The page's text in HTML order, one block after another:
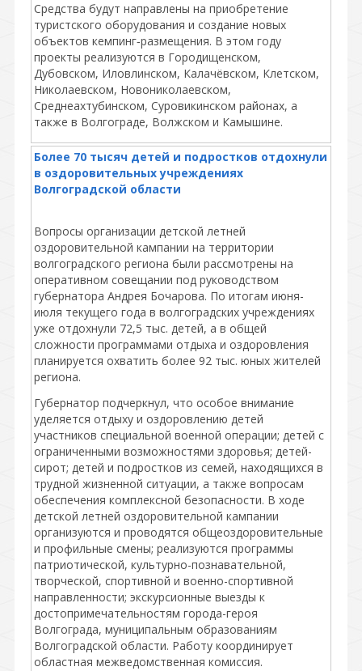
Средства будут направлены на приобретение
туристского оборудования и создание новых
объектов кемпинг‑размещения. В этом году
проекты реализуются в Городищенском,
Дубовском, Иловлинском, Калачёвском, Клетском,
Николаевском, Новониколаевском,
Среднеахтубинском, Суровикинском районах, а
также в Волгограде, Волжском и Камышине.
Более 70 тысяч детей и подростков отдохнули
в оздоровительных учреждениях
Волгоградской области
Вопросы организации детской летней
оздоровительной кампании на территории
волгоградского региона были рассмотрены на
оперативном совещании под руководством
губернатора Андрея Бочарова. По итогам июня-
июля текущего года в волгоградских учреждениях
уже отдохнули 72,5 тыс. детей, а в общей
сложности программами отдыха и оздоровления
планируется охватить более 92 тыс. юных жителей
региона.
Губернатор подчеркнул, что особое внимание
уделяется отдыху и оздоровлению детей
участников специальной военной операции; детей с
ограниченными возможностями здоровья; детей-
сирот; детей и подростков из семей, находящихся в
трудной жизненной ситуации, а также вопросам
обеспечения комплексной безопасности. В ходе
детской летней оздоровительной кампании
организуются и проводятся общеоздоровительные
и профильные смены; реализуются программы
патриотической, культурно-познавательной,
творческой, спортивной и военно-спортивной
направленности; экскурсионные выезды к
достопримечательностям города-героя
Волгограда, муниципальным образованиям
Волгоградской области. Работу координирует
областная межведомственная комиссия.